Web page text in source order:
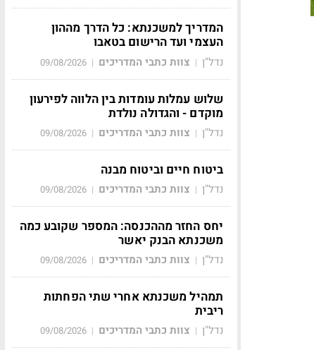
המדריך למשכנתא: כל הדרך מההון
העצמי ועד הרישום בטאבו
נדל"ן | צוות כתבי המדריכים |
09/08/2026
שלוש עמלות עומדות בין הלווה לפירעון
מוקדם - והגדולה נולדת
נדל"ן | צוות כתבי המדריכים |
09/08/2026
ביטוח חיים וביטוח מבנה
נדל"ן | צוות כתבי המדריכים |
09/08/2026
יחס החזר מההכנסה: המספר שקובע כמה
משכנתא הבנק יאשר
נדל"ן | צוות כתבי המדריכים |
09/08/2026
תמהיל משכנתא אחרי שתי הפחתות
ריבית
נדל"ן | צוות כתבי המדריכים |
09/08/2026